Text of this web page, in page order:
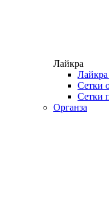
Лайкра
Сетки
Сетки
Органза